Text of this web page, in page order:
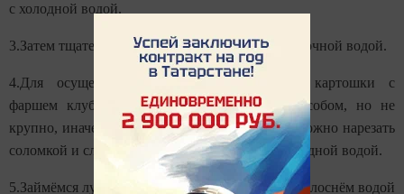
с холодной водой.
3.Затем тщательно промываем клубни под проточной водой.
4.Для осуществления пошагового рецепта картошки с
фаршем клубни можно нарезать любым способом, но не
крупно, иначе она не пропечётся. К примеру, можно нарезать
соломкой и сложить пока в миску с чистой холодной водой.
5.Займёмся луком и морковкой. Почистим и ополоснём водой